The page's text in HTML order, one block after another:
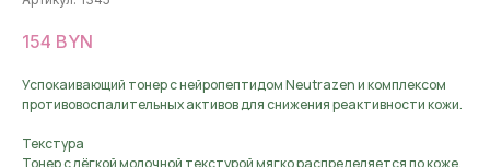
154 BYN
Успокаивающий тонер с нейропептидом Neutrazen и комплексом
противовоспалительных активов для снижения реактивности кожи.
Текстура